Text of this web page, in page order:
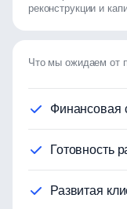
реконструкции и
Что мы ожидаем от
Финансовая
Готовность
Развитая